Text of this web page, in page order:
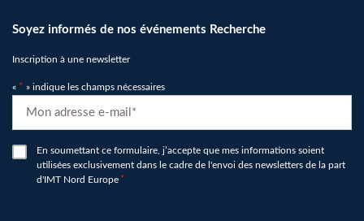
Soyez informés de nos événements Recherche
Inscription à une newsletter
« * » indique les champs nécessaires
*
RGPDEn soumettant ce formulaire, j’accepte que mes informations soient
utilisées exclusivement dans le cadre de l'envoi des newsletters de la part
d'IMT Nord Europe *